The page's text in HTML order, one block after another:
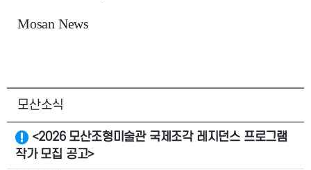
Mosan News
모산소식
<2026 모산조형미술관 국제조각 레지던스 프로그램
작가 모집 공고>